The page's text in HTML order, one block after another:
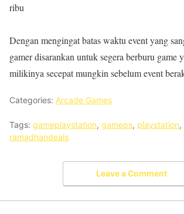
ribu
Dengan mengingat batas waktu event yang
gamer disarankan untuk segera berburu game
milikinya secepat mungkin sebelum event
Categories: Arcade Games
Tags: gameplaystation, gameps, playstation,
ramadhandeals
Leave a Comment